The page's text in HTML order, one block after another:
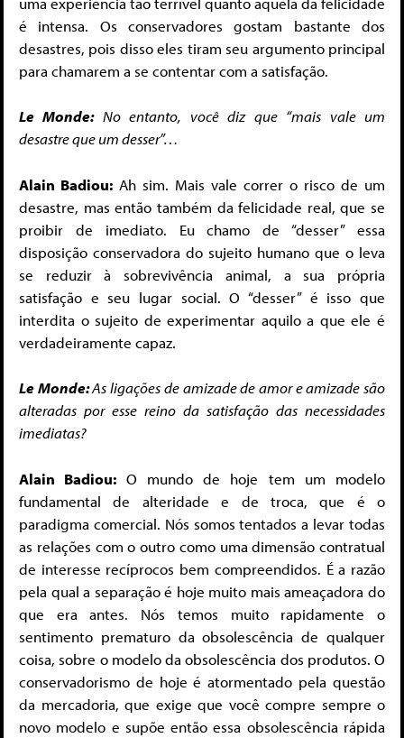
é intensa. Os conservadores gostam bastante dos
desastres, pois disso eles tiram seu argumento principal
para chamarem a se contentar com a satisfação.
Le Monde:No entanto, você diz que “mais vale um
desastre que um desser”…
Alain Badiou: Ah sim. Mais vale correr o risco de um
desastre, mas então também da felicidade real, que se
proibir de imediato. Eu chamo de “desser” essa
disposição conservadora do sujeito humano que o leva
se reduzir à sobrevivência animal, a sua própria
satisfação e seu lugar social. O “desser” é isso que
interdita o sujeito de experimentar aquilo a que ele é
verdadeiramente capaz.
Le Monde:As ligações de amizade de amor e amizade são
alteradas por esse reino da satisfação das necessidades
imediatas?
Alain Badiou: O mundo de hoje tem um modelo
fundamental de alteridade e de troca, que é o
paradigma comercial. Nós somos tentados a levar todas
as relações com o outro como uma dimensão contratual
de interesse recíprocos bem compreendidos. É a razão
pela qual a separação é hoje muito mais ameaçadora do
que era antes. Nós temos muito rapidamente o
sentimento prematuro da obsolescência de qualquer
coisa, sobre o modelo da obsolescência dos produtos. O
conservadorismo de hoje é atormentado pela questão
da mercadoria, que exige que você compre sempre o
novo modelo e supõe então essa obsolescência rápida